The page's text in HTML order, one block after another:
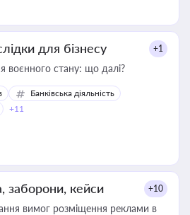
для бізнесу +1
воєнного стану: що далі?
Банківська діяльність
+11
заборони, кейси +10
вимог розміщення реклами в